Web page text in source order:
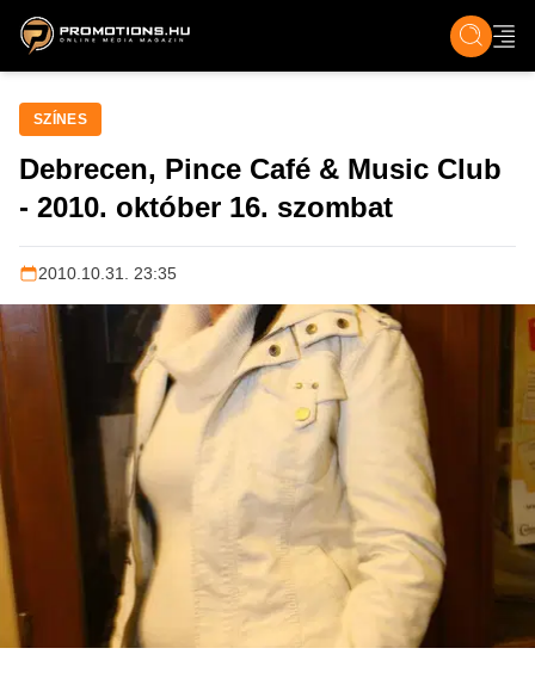
ZENE, FILM & KULT ÉLET TECH &
SZÍNES
Debrecen, Pince Café & Music Club
- 2010. október 16. szombat
2010.10.31. 23:35